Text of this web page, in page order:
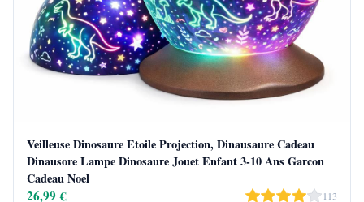
Veilleuse Dinosaure Etoile Projection, Dinausaure Cadeau
Dinausore Lampe Dinosaure Jouet Enfant 3-10 Ans Garcon
Cadeau Noel
26,99 € 113